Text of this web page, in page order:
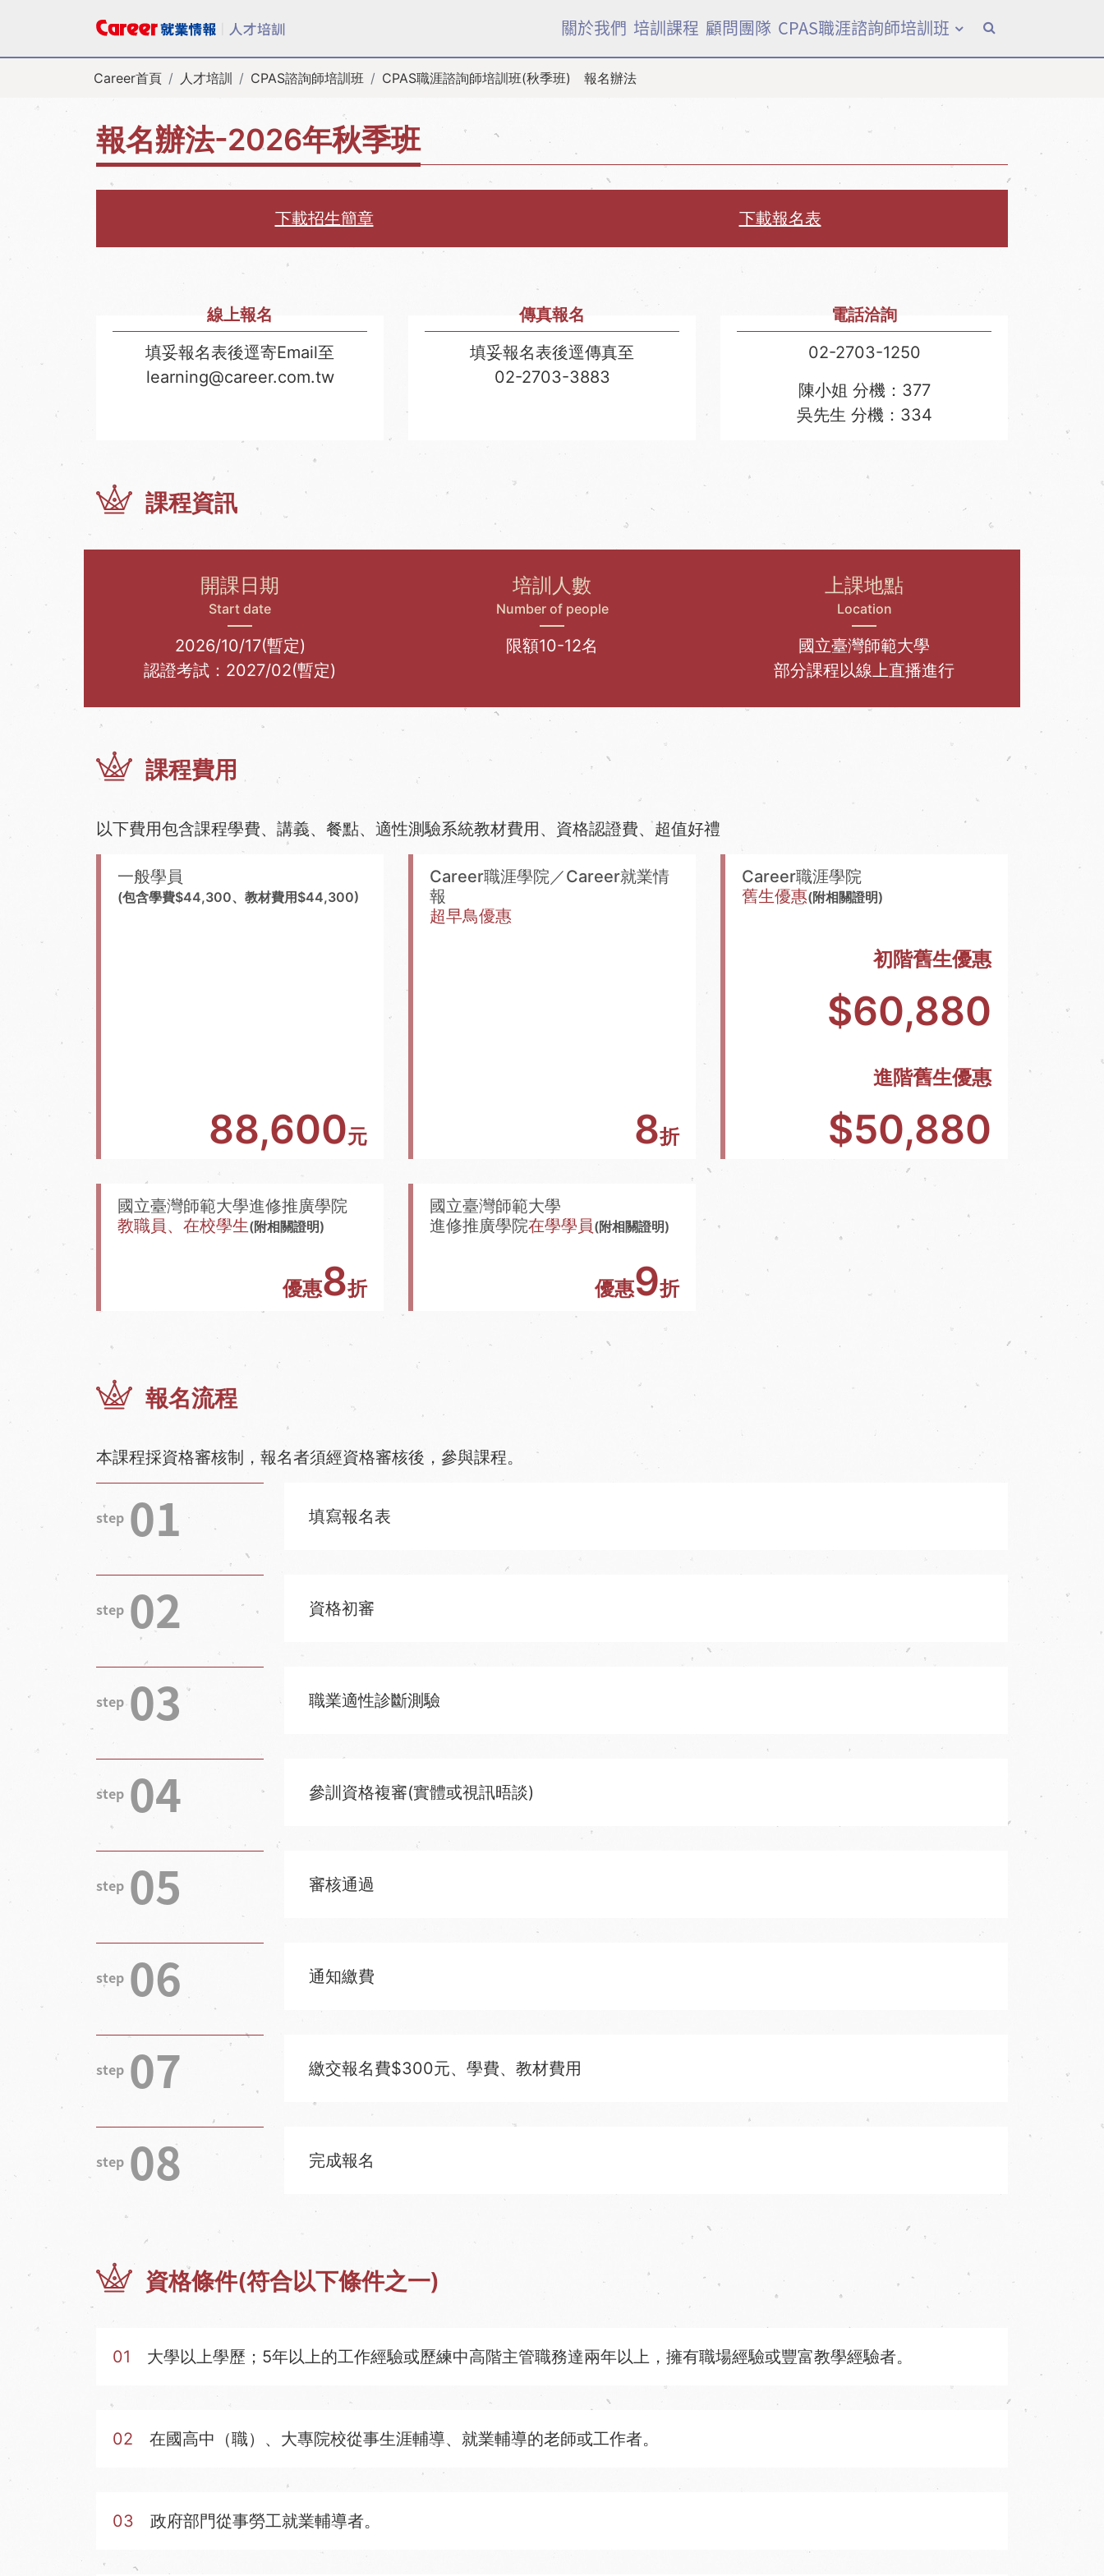
關於我們 培訓課程 顧問團隊 CPAS職涯諮詢師培訓班全站搜尋
Career首頁 人才培訓 CPAS諮詢師培訓班 CPAS職涯諮詢師培訓班(秋季班) 報名辦法
報名辦法-2026年秋季班
下載招生簡章 下載報名表
線上報名
填妥報名表後逕寄Email至
learning@career.com.tw
傳真報名
填妥報名表後逕傳真至
02-2703-3883
電話洽詢
02-2703-1250
陳小姐 分機：377
吳先生 分機：334
課程資訊
開課日期
Start date
2026/10/17(暫定)
認證考試：2027/02(暫定)
培訓人數
Number of people
限額10-12名
上課地點
Location
國立臺灣師範大學
部分課程以線上直播進行
課程費用
以下費用包含課程學費、講義、餐點、適性測驗系統教材費用、資格認證費、超值好禮
一般學員
(包含學費$44,300、教材費用$44,300)
88,600元
Career職涯學院／Career就業情
報
超早鳥優惠
8折
Career職涯學院
舊生優惠(附相關證明)
初階舊生優惠
$60,880
進階舊生優惠
$50,880
國立臺灣師範大學進修推廣學院
教職員、在校學生(附相關證明)
優惠8折
國立臺灣師範大學
進修推廣學院在學學員 (附相關證明)
優惠9折
報名流程
本課程採資格審核制，報名者須經資格審核後，參與課程。
01 填寫報名表
02 資格初審
03 職業適性診斷測驗
04 參訓資格複審(實體或視訊晤談)
05 審核通過
06 通知繳費
07 繳交報名費$300元、學費、教材費用
08 完成報名
資格條件(符合以下條件之一)
01 大學以上學歷；5年以上的工作經驗或歷練中高階主管職務達兩年以上，擁有職場經驗或豐富教學經驗者。
02 在國高中（職）、大專院校從事生涯輔導、就業輔導的老師或工作者。
03 政府部門從事勞工就業輔導者。